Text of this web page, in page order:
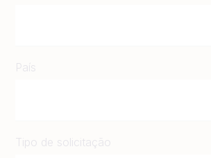
País
Tipo de solicitação